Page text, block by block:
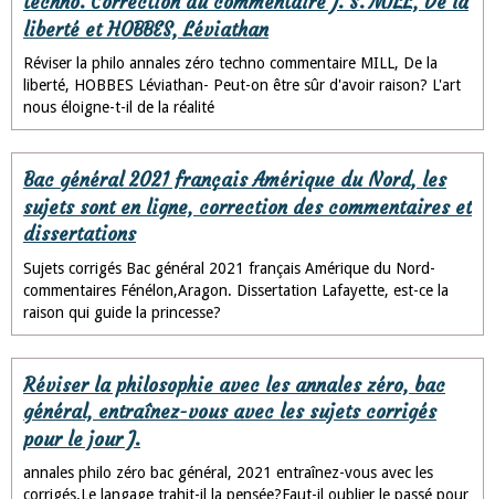
liberté et HOBBES, Léviathan
Réviser la philo annales zéro techno commentaire MILL, De la
liberté, HOBBES Léviathan- Peut-on être sûr d'avoir raison? L'art
nous éloigne-t-il de la réalité
Bac général 2021 français Amérique du Nord, les
sujets sont en ligne, correction des commentaires et
dissertations
Sujets corrigés Bac général 2021 français Amérique du Nord-
commentaires Fénélon,Aragon. Dissertation Lafayette, est-ce la
raison qui guide la princesse?
Réviser la philosophie avec les annales zéro, bac
général, entraînez-vous avec les sujets corrigés
pour le jour J.
annales philo zéro bac général, 2021 entraînez-vous avec les
corrigés.Le langage trahit-il la pensée?Faut-il oublier le passé pour